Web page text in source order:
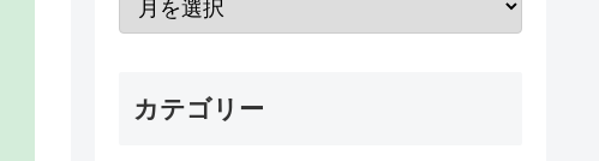
カテゴリー